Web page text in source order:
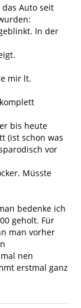
Auto seit
In der
mir lt.
bis heute
(ist schon was
vor
Müsste
bedenke ich
geholt. Für
man vorher
nen
erstmal ganz